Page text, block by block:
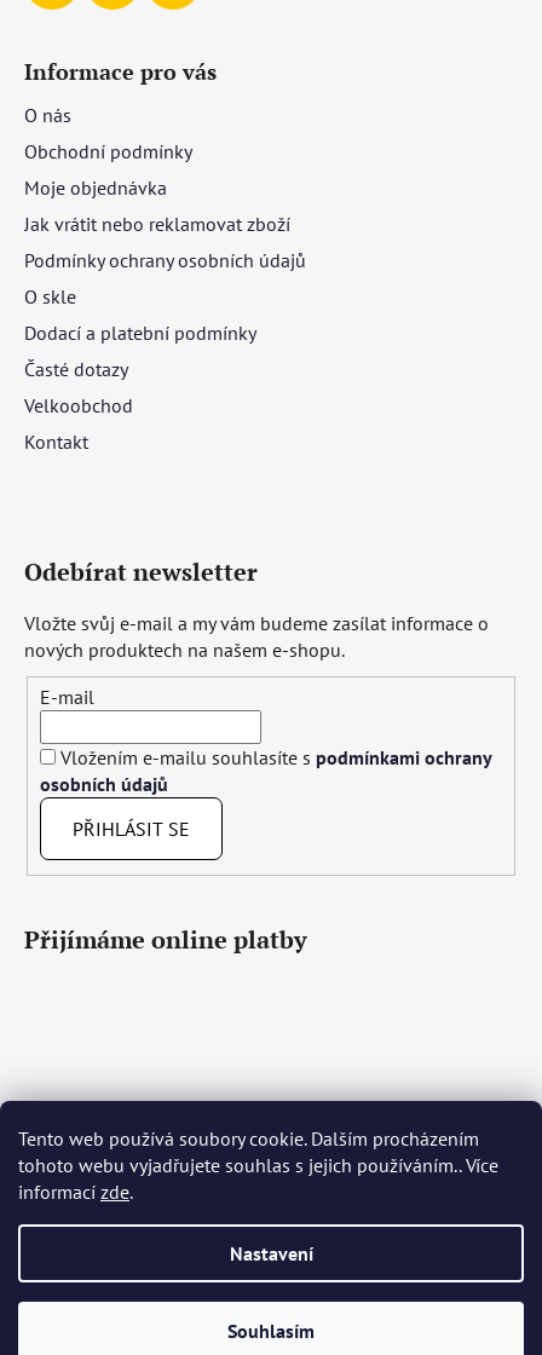
Tento web používá soubory cookie. Dalším procházením
tohoto webu vyjadřujete souhlas s jejich používáním.. Více
informací zde.
Nastavení
Souhlasím
Informace pro vás
O nás
Obchodní podmínky
Moje objednávka
Jak vrátit nebo reklamovat zboží
Podmínky ochrany osobních údajů
O skle
Dodací a platební podmínky
Časté dotazy
Velkoobchod
Kontakt
Odebírat newsletter
Vložte svůj e-mail a my vám budeme zasílat informace o
nových produktech na našem e-shopu.
E-mail
Vložením e-mailu souhlasíte s podmínkami ochrany
osobních údajů
PŘIHLÁSIT SE
Přijímáme online platby
Čeština Slovenčina English Deutsch Magyar
Język polski Română Italiano Español Français
Português
Nederlands Українська Ελληνικά Svenska Dansk
Bohemia Crystal Glass